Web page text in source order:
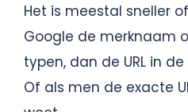
Het is meestal sneller
Google de merknaam
typen, dan de URL in
Of als men de exacte